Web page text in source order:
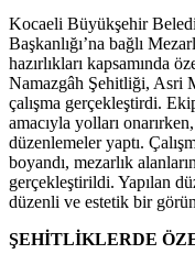
Kocaeli Büyükşehir
Başkanlığı’na bağlı
hazırlıkları kapsamında
Namazgâh Şehitliği, Asri
çalışma gerçekleştirdi.
amacıyla yolları
düzenlemeler yaptı.
boyandı, mezarlık
gerçekleştirildi. Yapılan
düzenli ve estetik bir
ŞEHİTLİKLERDE